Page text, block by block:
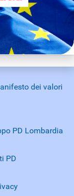
dei valori
PD Lombardia
PD